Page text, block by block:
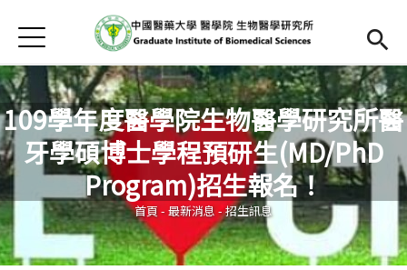
首頁
首頁
最新消息
本所簡介
Open submenu (師資陣容)
師資陣容
Open submenu (課程資訊)
課程資訊
109學年度醫學院生物醫學研究所醫
牙學碩博士學程預研生(MD/PhD
Program)招生報名！
您在這裡
首頁-最新消息-招生訊息